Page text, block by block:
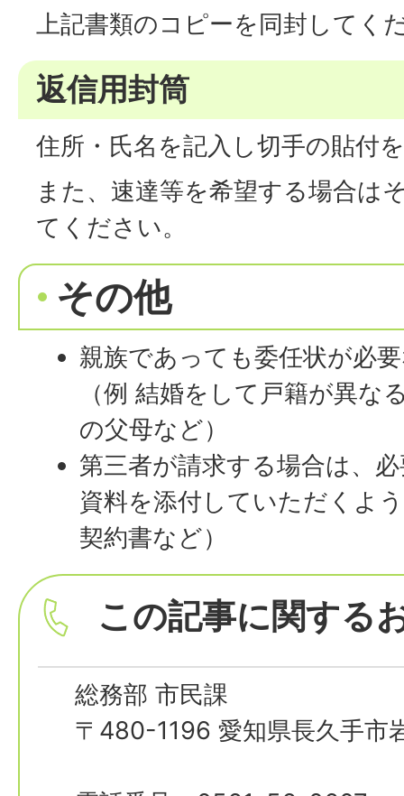
上記書類のコピーを同封してく
返信用封筒
住所・氏名を記入し切手の貼付
また、速達等を希望する場合は
てください。
その他
親族であっても委任状が必
（例 結婚をして戸籍が異な
の父母など）
第三者が請求する場合は、
資料を添付していただくよ
契約書など）
この記事に関する
総務部 市民課
〒480-1196 愛知県長久手市